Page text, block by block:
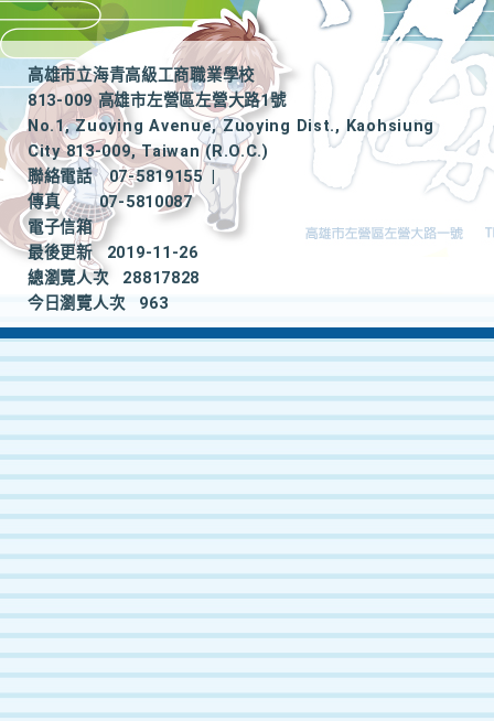
高雄市立海青高級工商職業學校
813-009 高雄市左營區左營大路1號
No.1, Zuoying Avenue, Zuoying Dist., Kaohsiung
City 813-009, Taiwan (R.O.C.)
聯絡電話
07-5819155
|
傳真
07-5810087
電子信箱
最後更新
2019-11-26
總瀏覽人次
28817828
今日瀏覽人次
963